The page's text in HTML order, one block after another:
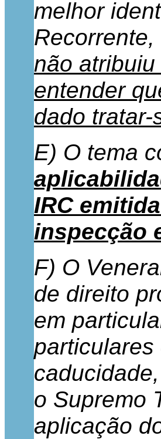
melhor
Recorrente,
não
entender
dado
E) O tema
IRC
inspecção
F) O
de direito
em
o Supremo
aplicação